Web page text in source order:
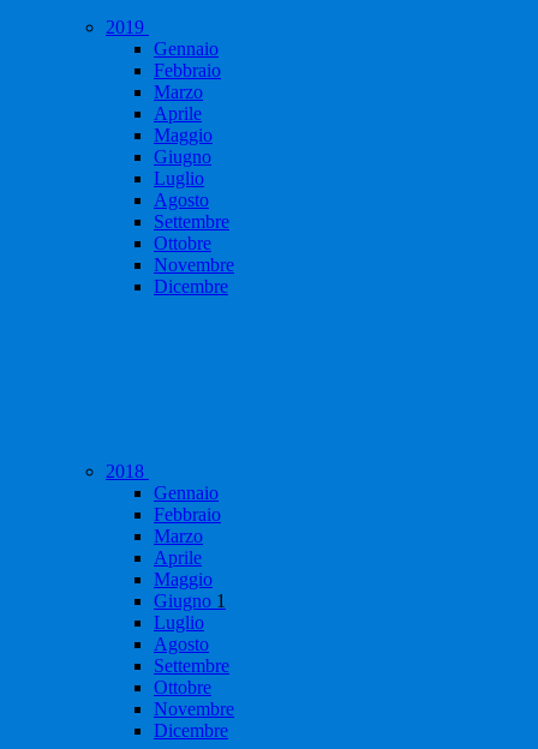
2019
Gennaio
Febbraio
Marzo
Aprile
Maggio
Giugno
Luglio
Agosto
Settembre
Ottobre
Novembre
Dicembre
2018
Gennaio
Febbraio
Marzo
Aprile
Maggio
Giugno 1
Luglio
Agosto
Settembre
Ottobre
Novembre
Dicembre